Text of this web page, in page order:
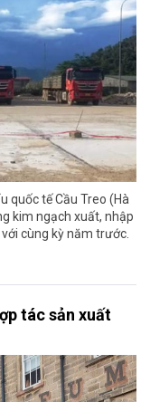
quốc tế Cầu Treo (Hà
kim ngạch xuất, nhập
cùng kỳ năm trước.
tác sản xuất